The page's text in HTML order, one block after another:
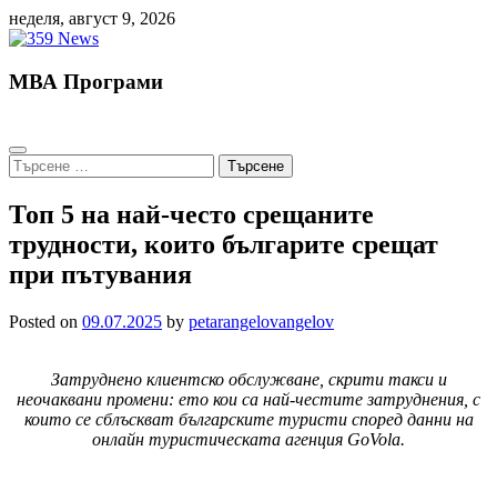
Skip
to
неделя, август 9, 2026
МВА Програми
Търсене
за:
Топ 5 на най-често срещаните
трудности, които българите срещат
при пътувания
Posted on 09.07.2025 by petarangelovangelov
Затруднено клиентско обслужване, скрити такси и
неочаквани промени: ето кои са най-честите затруднения, с
които се сблъскват българските туристи според данни на
онлайн туристическата агенция GoVola.